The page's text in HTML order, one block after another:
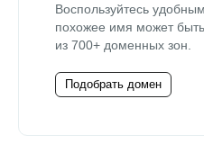
Воспользуйтесь
похожее имя может
из 700+ доменных зон.
Подобрать домен